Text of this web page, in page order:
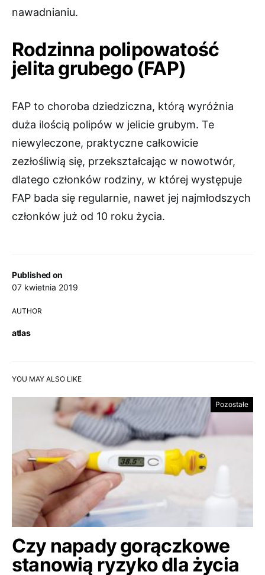
Published on
07 kwietnia 2019
AUTHOR
atlas
nawadnianiu.
Rodzinna polipowatość
jelita grubego (FAP)
FAP to choroba dziedziczna, którą wyróżnia
duża ilością polipów w jelicie grubym. Te
niewyleczone, praktyczne całkowicie
zezłośliwią się, przekształcając w nowotwór,
dlatego członków rodziny, w której występuje
FAP bada się regularnie, nawet jej najmłodszych
członków już od 10 roku życia.
YOU MAY ALSO LIKE
Pozostałe
Czy napady gorączkowe
stanowią ryzyko dla życia